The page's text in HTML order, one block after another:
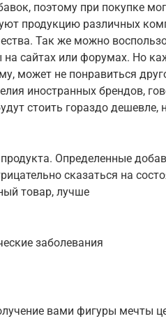
поэтому при покупке
продукцию различных
Так же можно
на сайтах или форумах. Но
может не понравиться
иностранных брендов,
стоить гораздо дешевле,
Определенные
сказаться на
товар, лучше
заболевания
вами фигуры мечты